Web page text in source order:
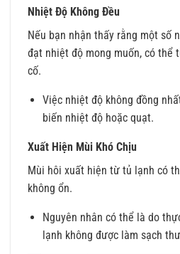
Nhiệt Độ Không Đều
Nếu bạn nhận thấy rằng một số
đạt nhiệt độ mong muốn, có thể
cố.
Việc nhiệt độ không đồng
biến nhiệt độ hoặc quạt.
Xuất Hiện Mùi Khó Chịu
Mùi hôi xuất hiện từ tủ lạnh có
không ổn.
Nguyên nhân có thể là do
lạnh không được làm sạch